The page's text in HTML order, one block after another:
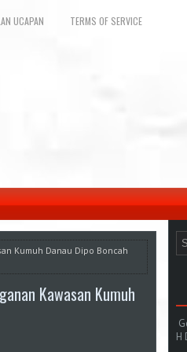
UCAPAN TERMS OF SERVICE
Kumuh Danau Dipo Boncah
Kawasan Kumuh
H